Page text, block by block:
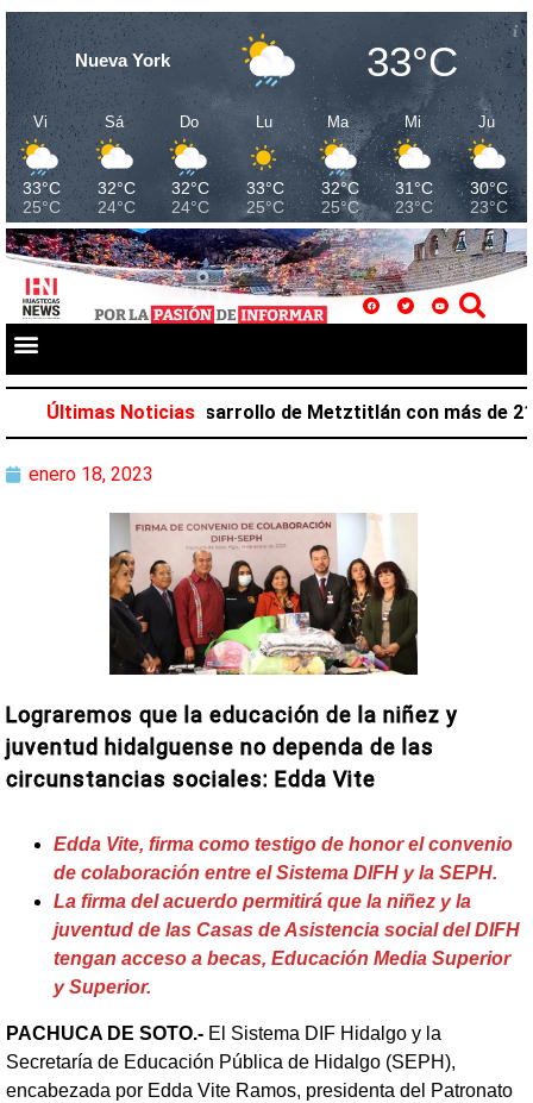
Nueva York 33°C
Vi
33°C
25°C
Sá
32°C
24°C
Do
32°C
24°C
Lu
33°C
25°C
Ma
32°C
25°C
Mi
31°C
23°C
Ju
30°C
23°C
Últimas Noticias
favorece desarrollo de Metztitlán con más de
enero 18, 2023
Lograremos que la educación de la niñez y
juventud hidalguense no dependa de las
circunstancias sociales: Edda Vite
Edda Vite, firma como testigo de honor el convenio
de colaboración entre el Sistema DIFH y la SEPH.
La firma del acuerdo permitirá que la niñez y la
juventud de las Casas de Asistencia social del DIFH
tengan acceso a becas, Educación Media Superior
y Superior.
PACHUCA DE SOTO.- El Sistema DIF Hidalgo y la
Secretaría de Educación Pública de Hidalgo (SEPH),
encabezada por Edda Vite Ramos, presidenta del Patronato